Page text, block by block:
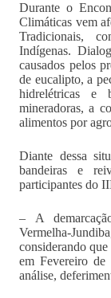
Durante o
Climáticas vem
Tradicionais,
Indígenas.
causados pelos
de eucalipto, a
hidrelétricas e
mineradoras, a
alimentos por
Diante dessa
bandeiras e
participantes do
– A
Vermelha-
considerando
em Fevereiro
análise,